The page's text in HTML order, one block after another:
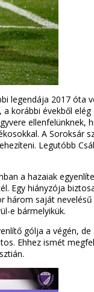
legendája 2017 óta
korábbi évekből elég
ellenfelünknek,
A Soroksár
Legutóbb
a hazaiak
Egy hiányzója
három saját
e bármelyikük.
gólja a végén,
Ehhez ismét